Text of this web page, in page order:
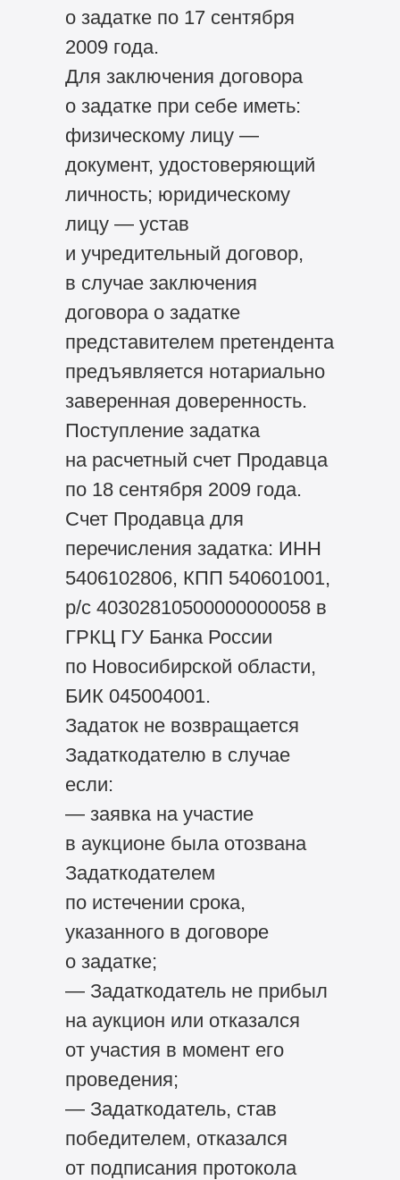
о задатке по 17 сентября
2009 года.
Для заключения договора
о задатке при себе иметь:
физическому лицу —
документ, удостоверяющий
личность; юридическому
лицу — устав
и учредительный договор,
в случае заключения
договора о задатке
представителем претендента
предъявляется нотариально
заверенная доверенность.
Поступление задатка
на расчетный счет Продавца
по 18 сентября 2009 года.
Счет Продавца для
перечисления задатка: ИНН
5406102806, КПП 540601001,
р/с 40302810500000000058 в
ГРКЦ ГУ Банка России
по Новосибирской области,
БИК 045004001.
Задаток не возвращается
Задаткодателю в случае
если:
— заявка на участие
в аукционе была отозвана
Задаткодателем
по истечении срока,
указанного в договоре
о задатке;
— Задаткодатель не прибыл
на аукцион или отказался
от участия в момент его
проведения;
— Задаткодатель, став
победителем, отказался
от подписания протокола